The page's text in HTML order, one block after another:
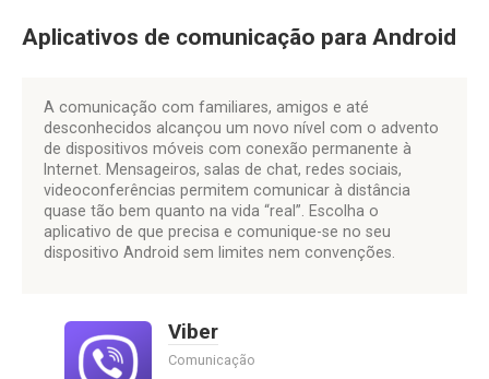
Aplicativos de comunicação para Android
A comunicação com familiares, amigos e até
desconhecidos alcançou um novo nível com o advento
de dispositivos móveis com conexão permanente à
Internet. Mensageiros, salas de chat, redes sociais,
videoconferências permitem comunicar à distância
quase tão bem quanto na vida “real”. Escolha o
aplicativo de que precisa e comunique-se no seu
dispositivo Android sem limites nem convenções.
Viber
Comunicação